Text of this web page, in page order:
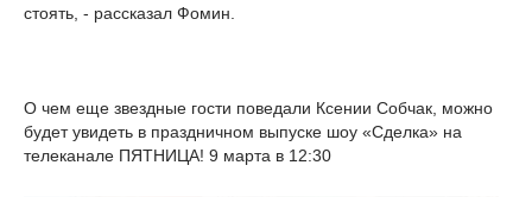
стоять, - рассказал Фомин.
О чем еще звездные гости поведали Ксении Собчак, можно
будет увидеть в праздничном выпуске шоу «Сделка» на
телеканале ПЯТНИЦА! 9 марта в 12:30